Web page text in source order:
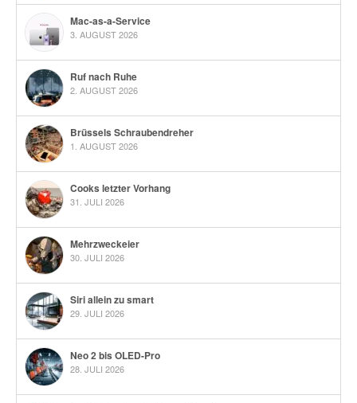
Mac-as-a-Service
3. AUGUST 2026
Ruf nach Ruhe
2. AUGUST 2026
Brüssels Schraubendreher
1. AUGUST 2026
Cooks letzter Vorhang
31. JULI 2026
Mehrzweckeier
30. JULI 2026
Siri allein zu smart
29. JULI 2026
Neo 2 bis OLED-Pro
28. JULI 2026